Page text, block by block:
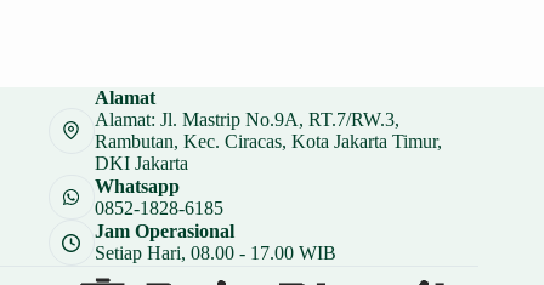
Alamat
Alamat: Jl. Mastrip No.9A, RT.7/RW.3,
Rambutan, Kec. Ciracas, Kota Jakarta Timur,
DKI Jakarta
Whatsapp
0852-1828-6185
Jam Operasional
Setiap Hari, 08.00 - 17.00 WIB